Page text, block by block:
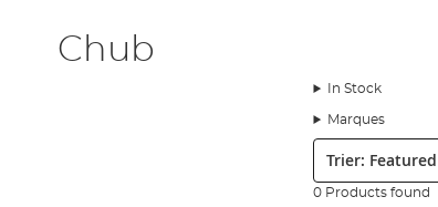
Chub
In Stock
Marques
Trier:
0 Products found